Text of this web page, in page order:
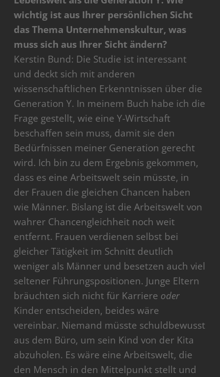
wichtig ist aus Ihrer persönlichen Sicht
das Thema Unternehmenskultur, was
muss sich aus Ihrer Sicht ändern?
Kerstin Bund: Die Studie ist interessant
und deckt sich mit anderen
wissenschaftlichen Erkenntnissen über die
Generation Y. In meinem Buch habe ich die
Frage gestellt, wie eine Y-Wirtschaft
beschaffen sein muss, damit sie den
Bedürfnissen meiner Generation gerecht
wird. Ich bin zu dem Ergebnis gekommen,
dass es eine Arbeitswelt sein müsste, in
der Frauen die gleichen Chancen haben
wie Männer. Bislang ist die Arbeitswelt von
wahrer Chancengleichheit noch weit
entfernt. Frauen verdienen selbst bei
gleicher Tätigkeit im Schnitt deutlich
weniger als Männer und besetzen auch viel
seltener Führungspositionen. Junge Eltern
bräuchten sich nicht für Karriere oder
Kinder entscheiden, beides wäre
vereinbar. Niemand müsste schuldbewusst
aus dem Büro, um sein Kind von der Kita
abzuholen. Es wäre eine Arbeitswelt, die
den Mensch in den Mittelpunkt stellt und